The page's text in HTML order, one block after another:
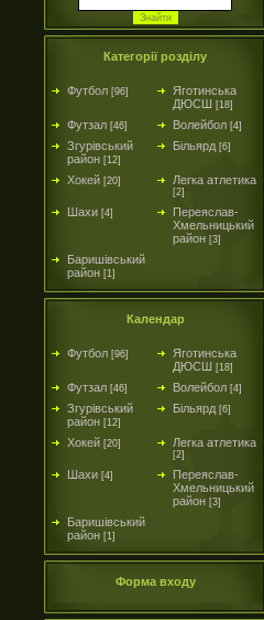
Категорії розділу
Футбол [96]
Яготинська
ДЮСШ [18]
Футзал [46] Волейбол [4]
Згурівський
район [12]
Більярд [6]
Хокей [20] Легка атлетика
[2]
Шахи [4]
Переяслав-
Хмельницький
район [3]
Баришівський
район [1]
Календар
Футбол [96]
Яготинська
ДЮСШ [18]
Футзал [46] Волейбол [4]
Згурівський
район [12]
Більярд [6]
Хокей [20] Легка атлетика
[2]
Шахи [4]
Переяслав-
Хмельницький
район [3]
Баришівський
район [1]
Форма входу